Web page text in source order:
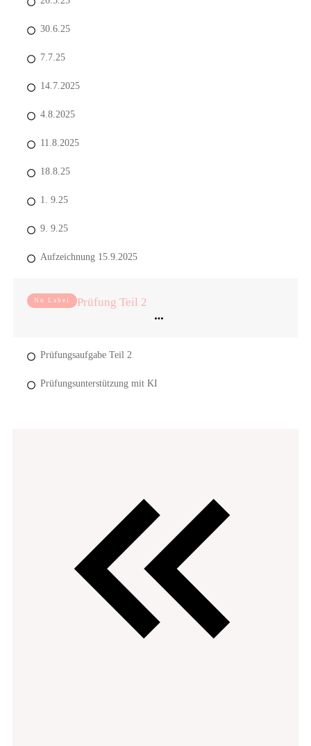
30.6.25
7.7.25
14.7.2025
4.8.2025
11.8.2025
18.8.25
1. 9.25
9. 9.25
Aufzeichnung 15.9.2025
No Label Prüfung Teil 2
Prüfungsaufgabe Teil 2
Prüfungsunterstützung mit KI